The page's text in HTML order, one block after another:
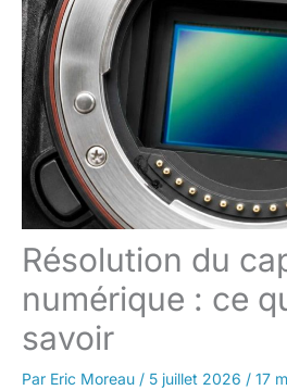
Résolution du
numérique : ce
savoir
Par Eric Moreau / 5 juillet 2026 / 17